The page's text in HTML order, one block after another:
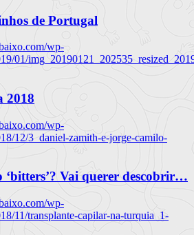
de Portugal
wp-
01/
2018
wp-
12/3_daniel-zamith-e-jorge-camilo-
‘bitters’? Vai querer descobrir…
wp-
11/transplante-capilar-na-turquia_1-